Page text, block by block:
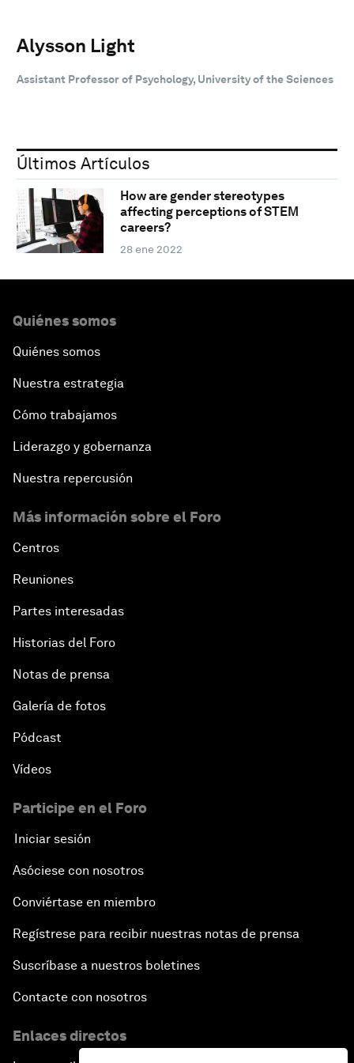
Alysson Light
Assistant Professor of Psychology, University of the Sciences
Últimos Artículos
How are gender stereotypes
affecting perceptions of STEM
careers?
28 ene 2022
Quiénes somos
Quiénes somos
Nuestra estrategia
Cómo trabajamos
Liderazgo y gobernanza
Nuestra repercusión
Más información sobre el Foro
Centros
Reuniones
Partes interesadas
Historias del Foro
Notas de prensa
Galería de fotos
Pódcast
Vídeos
Participe en el Foro
Iniciar sesión
Asóciese con nosotros
Conviértase en miembro
Regístrese para recibir nuestras notas de prensa
Suscríbase a nuestros boletines
Contacte con nosotros
Enlaces directos